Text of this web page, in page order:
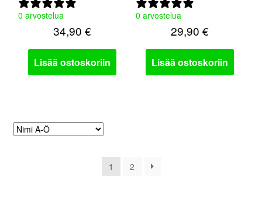
0 arvostelua
34,90 €
Lisää ostoskoriin
0 arvostelua
29,90€
Lisää ostoskoriin
1 2